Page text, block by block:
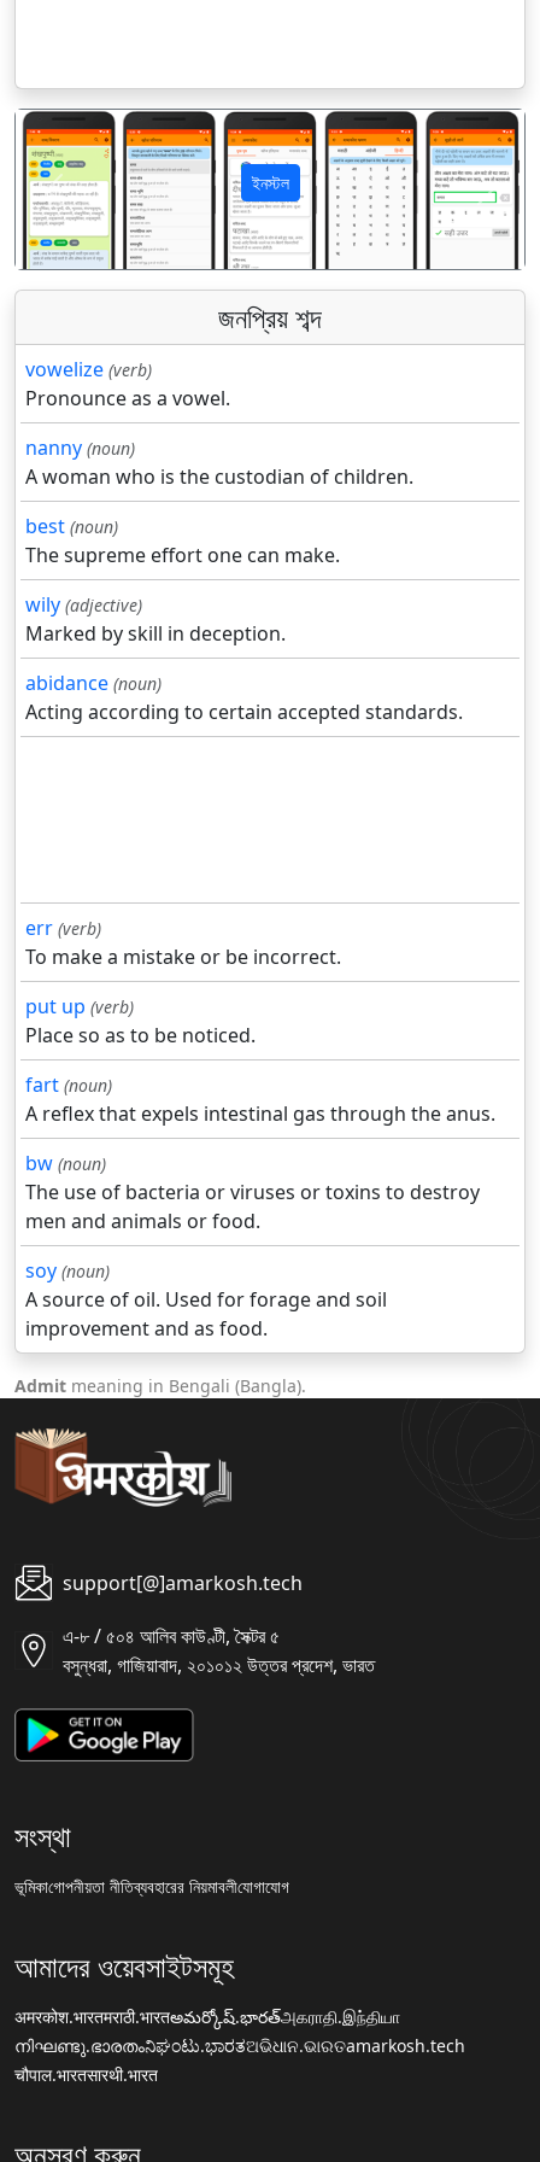
ইনস্টল
पिछला अगला
জনপ্রিয় শব্দ
vowelize (verb)
Pronounce as a vowel.
nanny (noun)
A woman who is the custodian of children.
best (noun)
The supreme effort one can make.
wily (adjective)
Marked by skill in deception.
abidance (noun)
Acting according to certain accepted standards.
err (verb)
To make a mistake or be incorrect.
put up (verb)
Place so as to be noticed.
fart (noun)
A reflex that expels intestinal gas through the anus.
bw (noun)
The use of bacteria or viruses or toxins to destroy
men and animals or food.
soy (noun)
A source of oil. Used for forage and soil
improvement and as food.
Admit meaning in Bengali (Bangla).
support[@]amarkosh.tech
এ-৮ / ৫০৪ আলিব কাউণ্টী, সৈক্টর ৫
বসুন্ধরা, গাজিয়াবাদ, ২০১০১২ উত্তর প্রদেশ, ভারত
সংস্থা
ভূমিকাগোপনীয়তা নীতিব্যবহারের নিয়মাবলীযোগাযোগ
আমাদের ওয়েবসাইটসমূহ
अमरकोश.भारतमराठी.भारतఅమర్కోష్.భారత్அகராதி.இந்தியா
നിഘണ്ടു.ഭാരതംನಿಘಂಟು.ಭಾರತଅଭିଧାନ.ଭାରତamarkosh.tech
चौपाल.भारतसारथी.भारत
অনুসরণ করুন